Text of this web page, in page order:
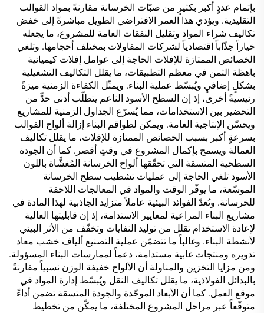
الطلاء
بإتمام عددٍ أكبر بكثيرٍ من صبّات الخرسانة مقارنةً بمواد القوالب
التقليدية. ويؤدي هذا العمر الافتراضي الطويل مباشرةً إلى خفض
تكاليف شراء المواد وتقليل النفقات العامة للمشروع، ما يجعله
خياراً جذّاباً اقتصادياً لشركات المقاولات بمختلف أحجامها. وتلغي
الخصائص الممتازة للإفلات الحاجة إلى عوامل إفلات كيميائية
باهظة الثمن في معظم التطبيقات، ما يقلل التكاليف التشغيلية
بشكلٍ إضافيٍ ويُبسّط عملية البناء. ويمثّل الكفاءة الزمنية ميزةً
رئيسيةً أخرى، إذ إن السطح الأسود الناعم يتطلّب أدنى حدٍّ من
التحضير بين الاستخدامات، مما يُسرّع الجداول الزمنية للمشاريع
ويحسّن الإنتاجية العامة. ويمكن لطواقم البناء إزالة ألواح القوالب
بسرعةٍ أكبر بسبب الخصائص الممتازة للإفلات، ما يقلل تكاليف
العمالة ويسمح بإكمال المشروع في وقتٍ أقصر. كما أن الجودة
السطحية المتسقة التي تحقّقها ألواح الخرسانة المُغشَّاة باللون
الأسود تلغي الحاجة إلى عمليات تشطيب سطح الخرسانة
الموسّعة، ما يوفّر الوقت والمواد في المعالجات اللاحقة
للخرسانة. وتُعدّ الفوائد البيئية عاملاً متزايد الجاذبية لهذا المادة في
مشاريع البناء المراعية لمعايير الاستدامة، إذ إن قابليتها العالية
لإعادة الاستخدام تقلل من توليد النفايات وتخفّف من الأثر البيئي
لأنشطة البناء. وغالباً ما تتضمّن عملية التصنيع ألياف خشب معاد
تدويره ومنتجات غابية مستدامة، دعماً لممارسات البناء المسؤولة.
ومن مزايا التخزين والمناولة أن الألواح خفيفة الوزن نسبياً مقارنةً
بالبدائل الفولاذية، ما يقلل تكاليف النقل ويُبسّط إدارة المواد في
موقع العمل. كما أن الأبعاد الموحّدة والجودة المتسقة تضمن أداءً
متوقّعاً عبر مراحل المشروع المختلفة، ما يمكّن من تخطيط